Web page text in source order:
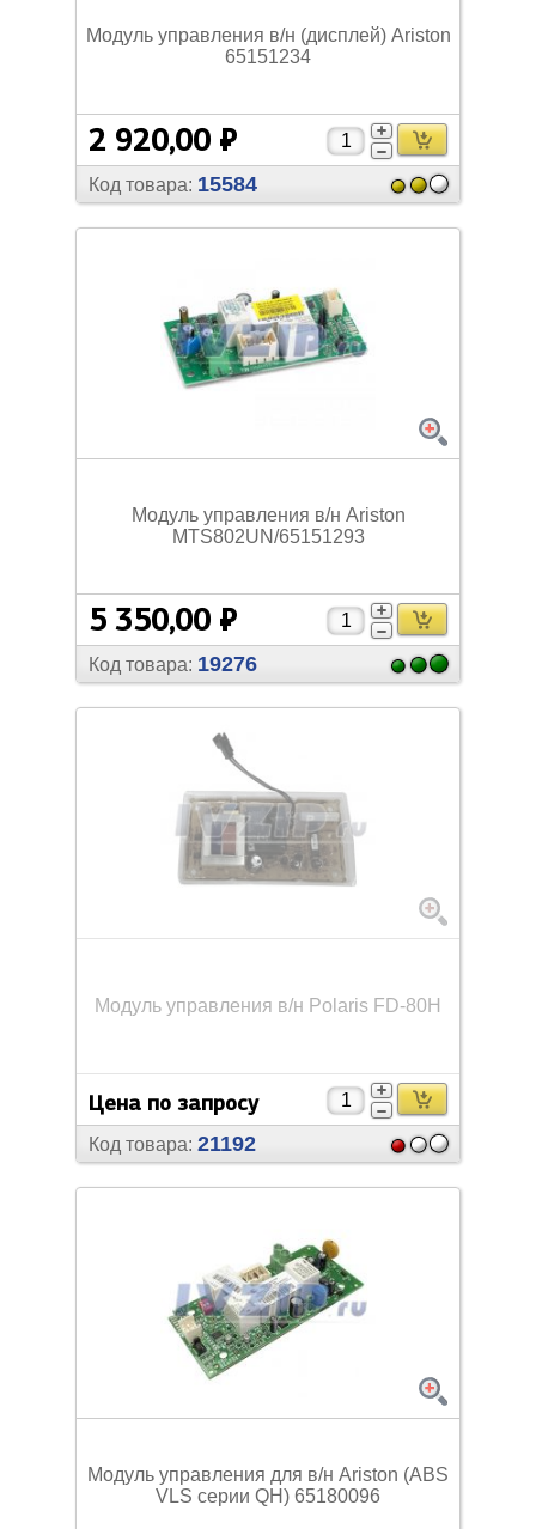
Модуль управления в/н (дисплей) Ariston
65151234
2 920,00 ₽
Код товара: 15584
Модуль управления в/н Ariston
MTS802UN/65151293
5 350,00 ₽
Код товара: 19276
Модуль управления в/н Polaris FD-80H
Цена по запросу
Код товара: 21192
Модуль управления для в/н Ariston (ABS
VLS серии QH) 65180096